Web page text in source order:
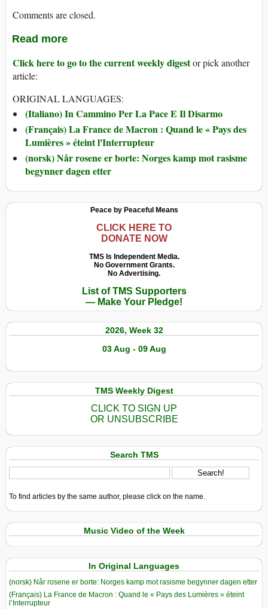
Comments are closed.
Read more
Click here to go to the current weekly digestor pick another
article:
ORIGINAL LANGUAGES:
(Italiano) In Cammino Per La Pace E Il Disarmo
(Français) La France de Macron : Quand le « Pays des
Lumières » éteint l'Interrupteur
(norsk) Når rosene er borte: Norges kamp mot rasisme
begynner dagen etter
Peace by Peaceful Means
CLICK HERE TO
DONATE NOW
TMS Is Independent Media.
No Government Grants.
No Advertising.
List of TMS Supporters
— Make Your Pledge!
2026, Week 32
03 Aug - 09 Aug
TMS Weekly Digest
CLICK TO SIGN UP
OR UNSUBSCRIBE
Search TMS
To find articles by the same author, please click on the name.
Music Video of the Week
In Original Languages
(norsk) Når rosene er borte: Norges kamp mot rasisme begynner dagen etter
(Français) La France de Macron : Quand le « Pays des Lumières » éteint
l’Interrupteur